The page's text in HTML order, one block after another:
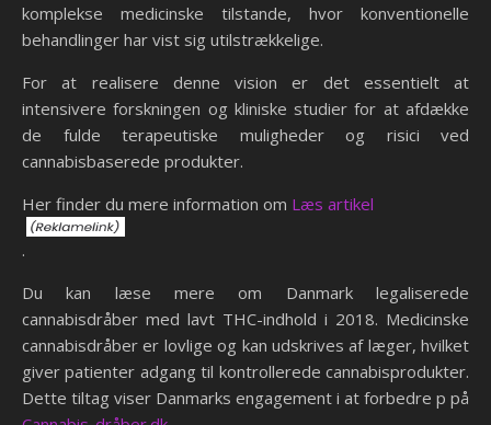
komplekse medicinske tilstande, hvor konventionelle
behandlinger har vist sig utilstrækkelige.
For at realisere denne vision er det essentielt at
intensivere forskningen og kliniske studier for at afdække
de fulde terapeutiske muligheder og risici ved
cannabisbaserede produkter.
Her finder du mere information om Læs artikel
.
Du kan læse mere om Danmark legaliserede
cannabisdråber med lavt THC-indhold i 2018. Medicinske
cannabisdråber er lovlige og kan udskrives af læger, hvilket
giver patienter adgang til kontrollerede cannabisprodukter.
Dette tiltag viser Danmarks engagement i at forbedre p på